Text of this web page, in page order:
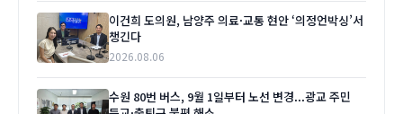
이건희 도의원, 남양주 의료·교통 현안 ‘의정언박싱’서
챙긴다
2026.08.06
수원 80번 버스, 9월 1일부터 노선 변경...광교 주민